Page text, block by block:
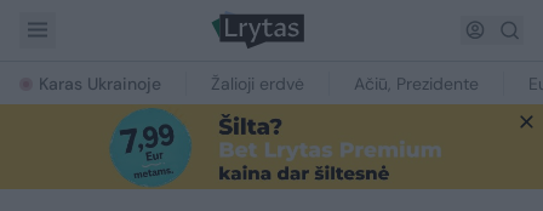
Karas Ukrainoje Žalioji erdvė Ačiū, Prezidente